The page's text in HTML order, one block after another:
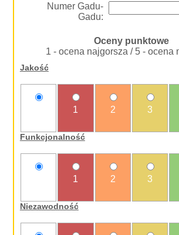
Numer Gadu-
Gadu:
Oceny punktowe
1 - ocena najgorsza / 5 - ocena
Jakość
1 2 3
Funkcjonalność
1 2 3
Niezawodność